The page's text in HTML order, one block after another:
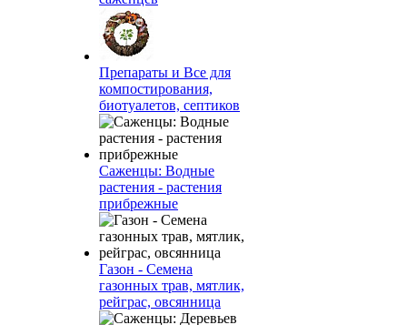
Препараты и Все для
компостирования,
биотуалетов, септиков
Саженцы: Водные
растения - растения
прибрежные
Газон - Семена
газонных трав, мятлик,
рейграс, овсянница